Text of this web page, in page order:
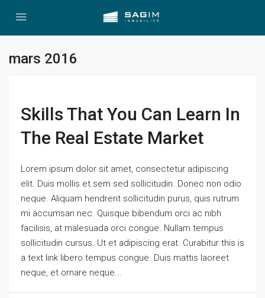
mars 2016
Skills That You Can Learn In
The Real Estate Market
Lorem ipsum dolor sit amet, consectetur adipiscing
elit. Duis mollis et sem sed sollicitudin. Donec non odio
neque. Aliquam hendrerit sollicitudin purus, quis rutrum
mi accumsan nec. Quisque bibendum orci ac nibh
facilisis, at malesuada orci congue. Nullam tempus
sollicitudin cursus. Ut et adipiscing erat. Curabitur this is
a text link libero tempus congue. Duis mattis laoreet
neque, et ornare neque...